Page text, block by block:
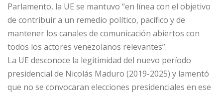
Parlamento, la UE se mantuvo “en línea con el objetivo
de contribuir a un remedio político, pacífico y de
mantener los canales de comunicación abiertos con
todos los actores venezolanos relevantes”.
La UE desconoce la legitimidad del nuevo período
presidencial de Nicolás Maduro (2019-2025) y lamentó
que no se convocaran elecciones presidenciales en ese